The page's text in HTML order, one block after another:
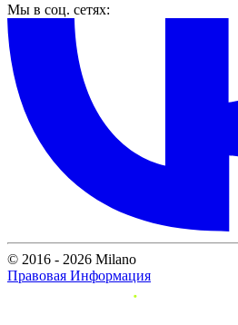
Мы в соц. сетях:
© 2016 - 2026 Milano
Правовая Информация